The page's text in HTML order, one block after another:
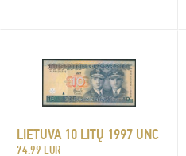
LIETUVA 10 LITŲ 1997 UNC
74.99 EUR